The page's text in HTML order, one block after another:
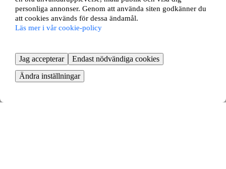
personliga annonser. Genom att använda siten godkänner du
att cookies används för dessa ändamål.
Läs mer i vår cookie-policy
Jag accepterar
Endast nödvändiga cookies
Ändra inställningar
Nikolai, Örebro
3 rok ∙ 77 kvm
11744kr/mån